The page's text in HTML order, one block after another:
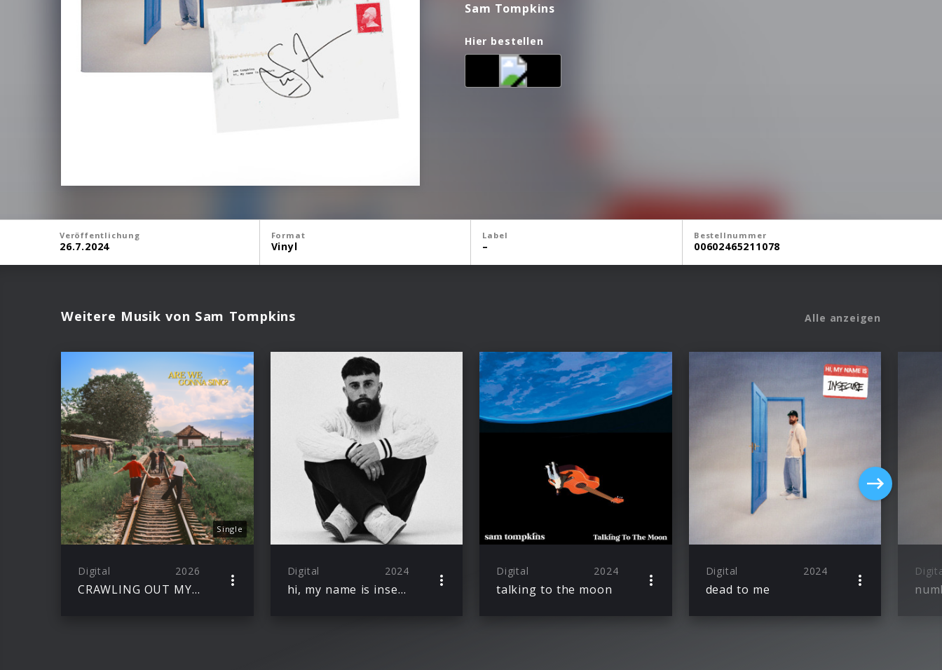
Sam Tompkins
Hier bestellen
Veröffentlichung
26.7.2024
Format
Vinyl
Label
–
Bestellnummer
00602465211078
Weitere Musik von Sam Tompkins Alle anzeigen
Single
Digital 2026
CRAWLING OUT MY SKIN
Digital 2024
hi, my name is insecure.
Digital 2024
talking to the moon
Digital 2024
dead to me